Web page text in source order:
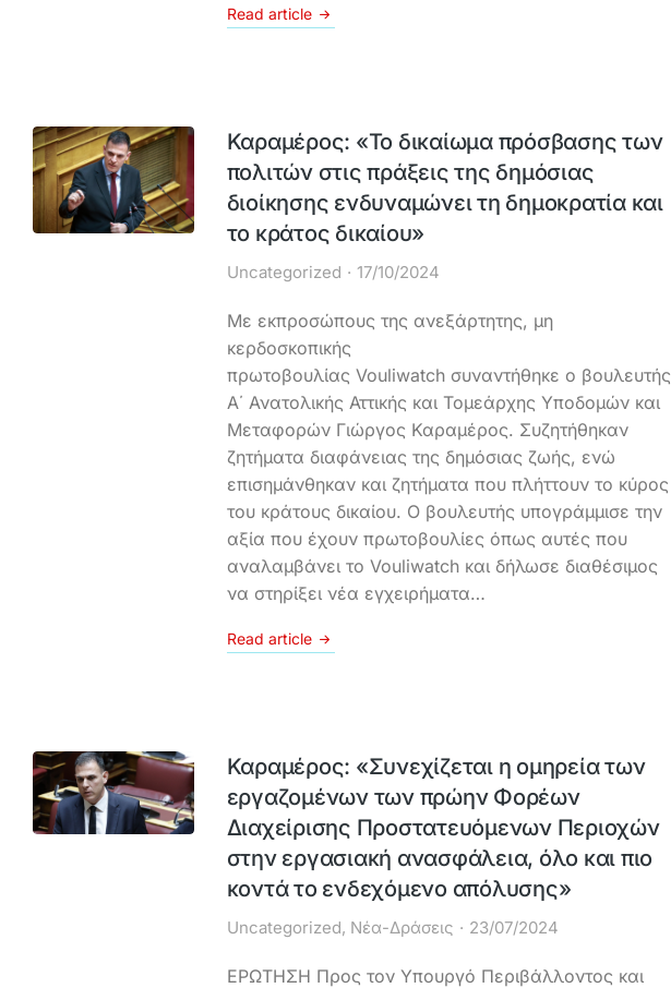
Read article
Καραμέρος: «Το δικαίωμα πρόσβασης των
πολιτών στις πράξεις της δημόσιας
διοίκησης ενδυναμώνει τη δημοκρατία και
το κράτος δικαίου»
Uncategorized 17/10/2024
Με εκπροσώπους της ανεξάρτητης, μη
κερδοσκοπικής
πρωτοβουλίας Vouliwatch συναντήθηκε ο βουλευτής
Α΄ Ανατολικής Αττικής και Τομεάρχης Υποδομών και
Μεταφορών Γιώργος Καραμέρος. Συζητήθηκαν
ζητήματα διαφάνειας της δημόσιας ζωής, ενώ
επισημάνθηκαν και ζητήματα που πλήττουν το κύρος
του κράτους δικαίου. Ο βουλευτής υπογράμμισε την
αξία που έχουν πρωτοβουλίες όπως αυτές που
αναλαμβάνει το Vouliwatch και δήλωσε διαθέσιμος
να στηρίξει νέα εγχειρήματα…
Read article
Καραμέρος: «Συνεχίζεται η ομηρεία των
εργαζομένων των πρώην Φορέων
Διαχείρισης Προστατευόμενων Περιοχών
στην εργασιακή ανασφάλεια, όλο και πιο
κοντά το ενδεχόμενο απόλυσης»
Uncategorized, Νέα-Δράσεις 23/07/2024
ΕΡΩΤΗΣΗ Προς τον Υπουργό Περιβάλλοντος και